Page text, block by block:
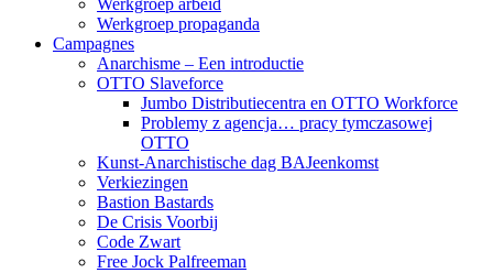
Werkgroep arbeid
Werkgroep propaganda
Campagnes
Anarchisme – Een introductie
OTTO Slaveforce
Jumbo Distributiecentra en OTTO Workforce
Problemy z agencja… pracy tymczasowej
OTTO
Kunst-Anarchistische dag BAJeenkomst
Verkiezingen
Bastion Bastards
De Crisis Voorbij
Code Zwart
Free Jock Palfreeman